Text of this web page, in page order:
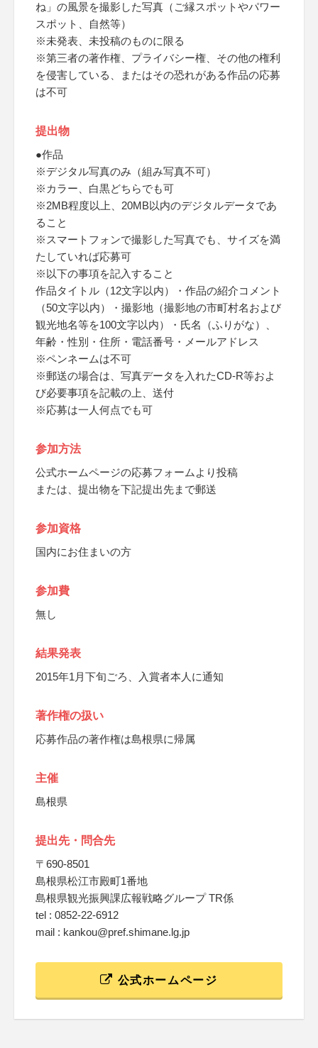
ね」の風景を撮影した写真（ご縁スポットやパワー
スポット、自然等）
※未発表、未投稿のものに限る
※第三者の著作権、プライバシー権、その他の権利
を侵害している、またはその恐れがある作品の応募
は不可
提出物
●作品
※デジタル写真のみ（組み写真不可）
※カラー、白黒どちらでも可
※2MB程度以上、20MB以内のデジタルデータであ
ること
※スマートフォンで撮影した写真でも、サイズを満
たしていれば応募可
※以下の事項を記入すること
作品タイトル（12文字以内）・作品の紹介コメント
（50文字以内）・撮影地（撮影地の市町村名および
観光地名等を100文字以内）・氏名（ふりがな）、
年齢・性別・住所・電話番号・メールアドレス
※ペンネームは不可
※郵送の場合は、写真データを入れたCD-R等およ
び必要事項を記載の上、送付
※応募は一人何点でも可
参加方法
公式ホームページの応募フォームより投稿
または、提出物を下記提出先まで郵送
参加資格
国内にお住まいの方
参加費
無し
結果発表
2015年1月下旬ごろ、入賞者本人に通知
著作権の扱い
応募作品の著作権は島根県に帰属
主催
島根県
提出先・問合先
〒690-8501
島根県松江市殿町1番地
島根県観光振興課広報戦略グループ TR係
tel : 0852-22-6912
mail : kankou@pref.shimane.lg.jp
公式ホームページ